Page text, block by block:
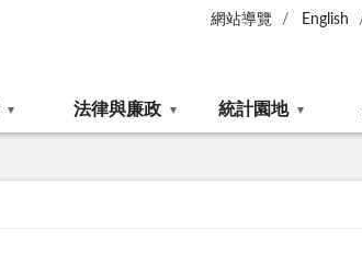
網站導覽 English
法律與廉政 統計園地